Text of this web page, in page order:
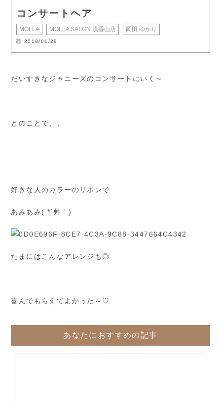
コンサートヘア
MOLLA MOLLA SALON 浅香山店 岡田 ゆかり
2018/01/28
だいすきなジャニーズのコンサートにいく～
とのことで、、
好きな人のカラーのリボンで
あみあみ( *´艸｀)
たまにはこんなアレンジも◎
喜んでもらえてよかった～♡
あなたにおすすめの記事